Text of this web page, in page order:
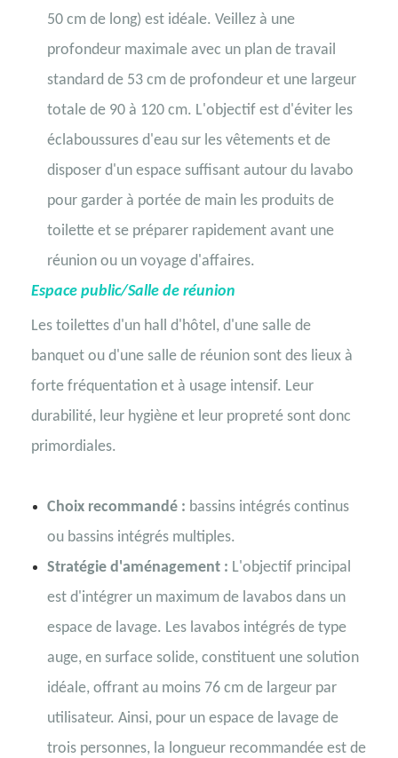
50 cm de long) est idéale. Veillez à une
profondeur maximale avec un plan de travail
standard de 53 cm de profondeur et une largeur
totale de 90 à 120 cm. L'objectif est d'éviter les
éclaboussures d'eau sur les vêtements et de
disposer d'un espace suffisant autour du lavabo
pour garder à portée de main les produits de
toilette et se préparer rapidement avant une
réunion ou un voyage d'affaires.
Espace public/Salle de réunion
Les toilettes d'un hall d'hôtel, d'une salle de
banquet ou d'une salle de réunion sont des lieux à
forte fréquentation et à usage intensif. Leur
durabilité, leur hygiène et leur propreté sont donc
primordiales.
Choix recommandé : bassins intégrés continus
ou bassins intégrés multiples.
Stratégie d'aménagement : L'objectif principal
est d'intégrer un maximum de lavabos dans un
espace de lavage. Les lavabos intégrés de type
auge, en surface solide, constituent une solution
idéale, offrant au moins 76 cm de largeur par
utilisateur. Ainsi, pour un espace de lavage de
trois personnes, la longueur recommandée est de